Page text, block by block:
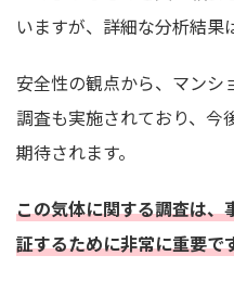
いますが、詳細な分析結果
安全性の観点から、マン
調査も実施されており、今
期待されます。
この気体に関する調査は、
証するために非常に重要で